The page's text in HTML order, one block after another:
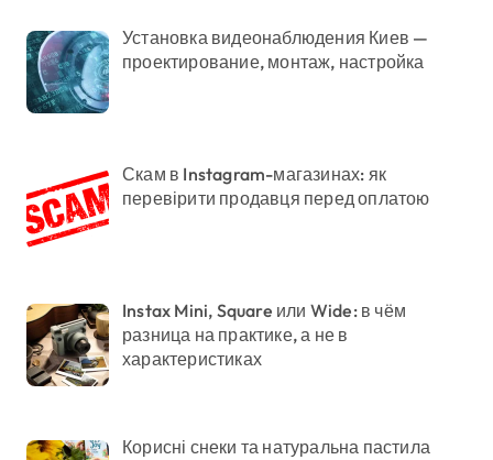
Установка видеонаблюдения Киев —
проектирование, монтаж, настройка
Скам в Instagram-магазинах: як
перевірити продавця перед оплатою
Instax Mini, Square или Wide: в чём
разница на практике, а не в
характеристиках
Корисні снеки та натуральна пастила